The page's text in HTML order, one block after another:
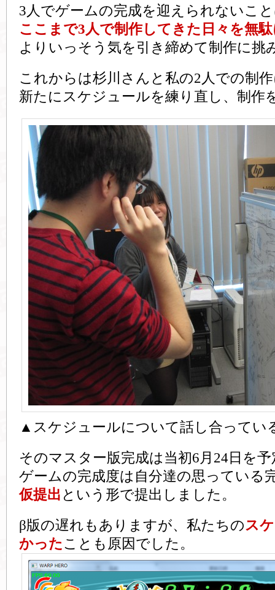
3人でゲームの完成を迎えられないこ
ここまで3人で制作してきた日々を無
よりいっそう気を引き締めて制作に挑
これからは杉川さんと私の2人での制
新たにスケジュールを練り直し、制作
▲スケジュールについて話し合ってい
そのマスター版完成は当初6月24日を
ゲームの完成度は自分達の思っている
仮提出 という形で提出しました。
β版の遅れもありますが、私たちのス
かった ことも原因でした。